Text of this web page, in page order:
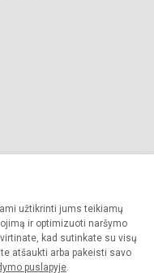
užtikrinti jums teikiamų
ir optimizuoti naršymo
kad sutinkate su visų
atšaukti arba pakeisti savo
puslapyje.
Visos teisės saugomos.
sutikimo griežtai draudžiama.